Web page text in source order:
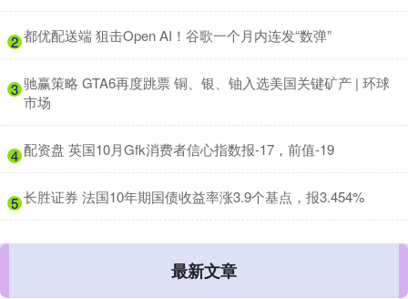
2 ​都优配送端 狙击Open AI！谷歌一个月内连发“数弹”
3 ​驰赢策略 GTA6再度跳票 铜、银、铀入选美国关键矿产 | 环球
市场
4 ​配资盘 英国10月Gfk消费者信心指数报-17，前值-19
5 ​长胜证券 法国10年期国债收益率涨3.9个基点，报3.454%
最新文章